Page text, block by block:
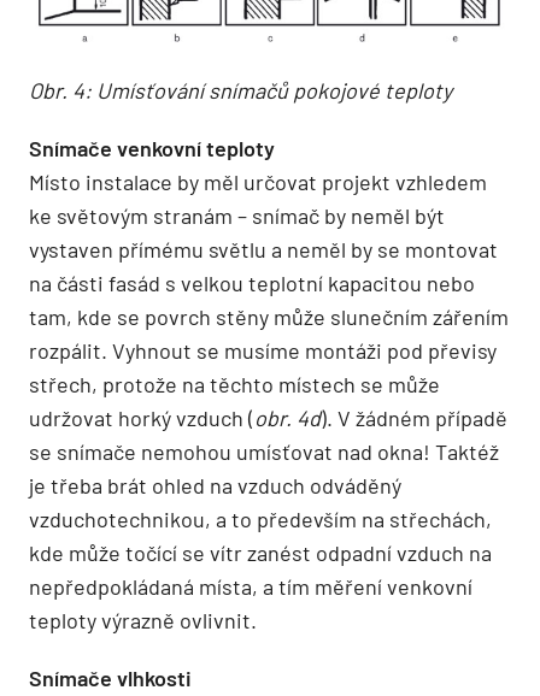
Obr. 4: Umísťování snímačů pokojové teploty
Snímače venkovní teploty
Místo instalace by měl určovat projekt vzhledem
ke světovým stranám – snímač by neměl být
vystaven přímému světlu a neměl by se montovat
na části fasád s velkou teplotní kapacitou nebo
tam, kde se povrch stěny může slunečním zářením
rozpálit. Vyhnout se musíme montáži pod převisy
střech, protože na těchto místech se může
udržovat horký vzduch (obr. 4d). V žádném případě
se snímače nemohou umísťovat nad okna! Taktéž
je třeba brát ohled na vzduch odváděný
vzduchotechnikou, a to především na střechách,
kde může točící se vítr zanést odpadní vzduch na
nepředpokládaná místa, a tím měření venkovní
teploty výrazně ovlivnit.
Snímače vlhkosti